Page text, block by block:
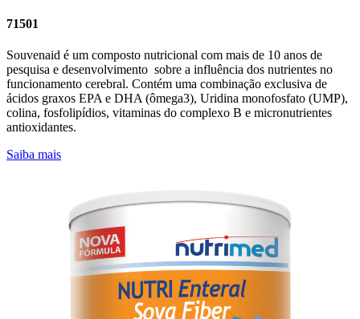
71501
Souvenaid é um composto nutricional com mais de 10 anos de
pesquisa e desenvolvimento sobre a influência dos nutrientes no
funcionamento cerebral. Contém uma combinação exclusiva de
ácidos graxos EPA e DHA (ômega3), Uridina monofosfato (UMP),
colina, fosfolipídios, vitaminas do complexo B e micronutrientes
antioxidantes.
Saiba mais